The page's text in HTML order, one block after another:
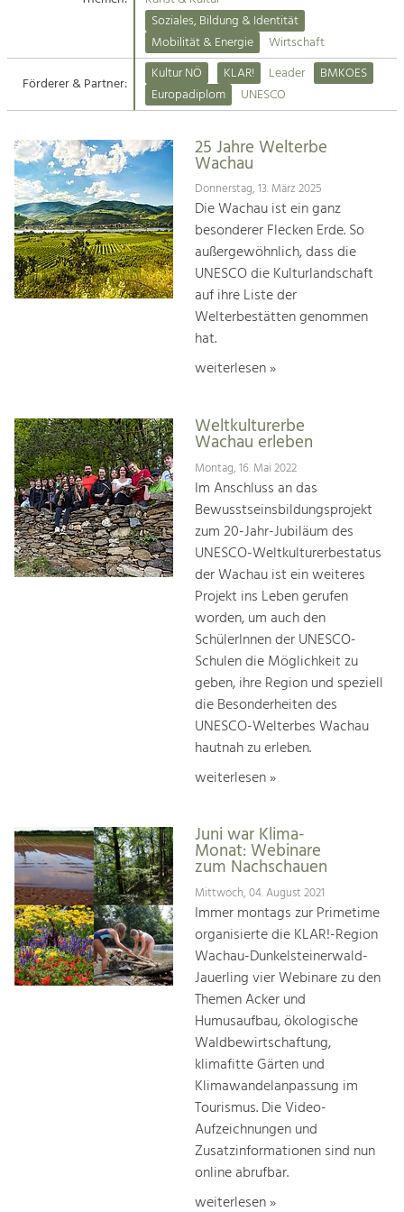
Suche
Impressum
Kontakt
Angebotsentwicklung und
Handwerk, Wissenschaft und Forschung.
Soziales, Bildung &
Identität
Gleichberechtigung, Jugend und
Integration
Mobilität & Energie
Klimawandel, öffentlicher Verkehr und
Steigerung regionaler Wertschöpfung
Soziales, Bildung & Identität
Mobilität & Energie
Wirtschaft
Förderer & Partner:
Kultur NÖ KLAR! Leader
BMKOES
Europadiplom
UNESCO
25 Jahre Welterbe
Wachau
Donnerstag, 13. März 2025
Die Wachau ist ein ganz
besonderer Flecken Erde. So
außergewöhnlich, dass die
UNESCO die Kulturlandschaft
auf ihre Liste der
Welterbestätten genommen
hat.
weiterlesen »
Weltkulturerbe
Wachau erleben
Montag, 16. Mai 2022
Im Anschluss an das
Bewusstseinsbildungsprojekt
zum 20-Jahr-Jubiläum des
UNESCO-Weltkulturerbestatus
der Wachau ist ein weiteres
Projekt ins Leben gerufen
worden, um auch den
SchülerInnen der UNESCO-
Schulen die Möglichkeit zu
geben, ihre Region und speziell
die Besonderheiten des
UNESCO-Welterbes Wachau
hautnah zu erleben.
weiterlesen »
Juni war Klima-
Monat: Webinare
zum Nachschauen
Mittwoch, 04. August 2021
Immer montags zur Primetime
organisierte die KLAR!-Region
Wachau-Dunkelsteinerwald-
Jauerling vier Webinare zu den
Themen Acker und
Humusaufbau, ökologische
Waldbewirtschaftung,
klimafitte Gärten und
Klimawandelanpassung im
Tourismus. Die Video-
Aufzeichnungen und
Zusatzinformationen sind nun
online abrufbar.
weiterlesen »